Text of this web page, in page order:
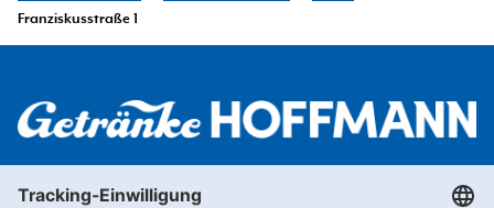
Franziskusstraße 1